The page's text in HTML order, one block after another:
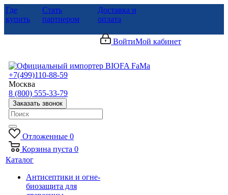
Где
купить
Стать
партнером
Доставка и
оплата
ВойтиМой кабинет
+7(499)110-88-59
Москва
8 (800) 555-33-79
Заказать звонок
Отложенные 0
Корзина пуста 0
Каталог
Антисептики и огне-
биозащита для